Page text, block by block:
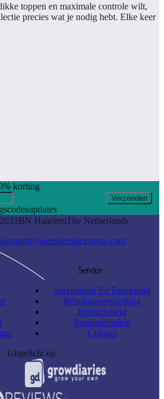
toppen en maximale controle wilt,
precies wat je nodig hebt. Elke keer
korting
Verzenden
updates
HaarlemThe Netherlands
support@weedseedsexpress.com
Service
Verzending En Bezorging
Betalingsverwerking
Retourbeleid
Restitutiebeleid
Contact
Uitgelicht op